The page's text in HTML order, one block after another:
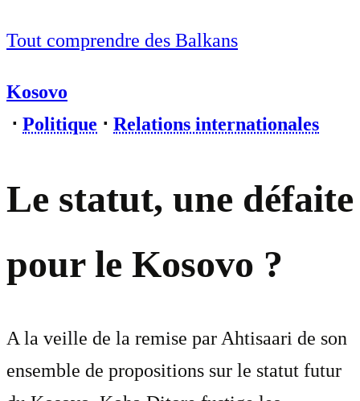
Tout comprendre des Balkans
Kosovo
⋅ Politique ⋅ Relations internationales
Le statut, une défaite
pour le Kosovo ?
A la veille de la remise par Ahtisaari de son
ensemble de propositions sur le statut futur